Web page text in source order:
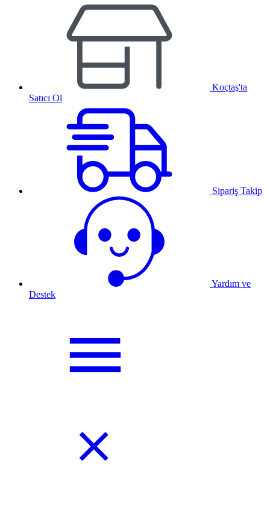
Koçtaş'ta
Satıcı Ol
Sipariş Takip
Yardım ve
Destek